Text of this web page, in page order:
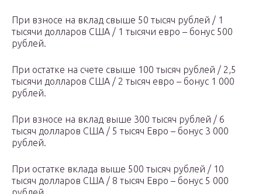
При взносе на вклад свыше 50 тысяч рублей / 1
тысячи долларов США / 1 тысячи евро – бонус 500
рублей.
При остатке на счете свыше 100 тысяч рублей / 2,5
тысячи долларов США / 2 тысяч евро – бонус 1 000
рублей.
При взносе на вклад выше 300 тысяч рублей / 6
тысяч долларов США / 5 тысяч Евро – бонус 3 000
рублей.
При остатке вклада выше 500 тысяч рублей / 10
тысяч долларов США / 8 тысяч Евро – бонус 5 000